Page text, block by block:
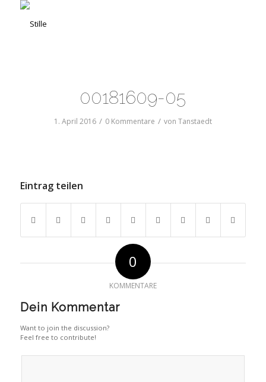
00181609-05
1. April 2016 / 0 Kommentare / von Tanstaedt
Eintrag teilen
0
KOMMENTARE
Dein Kommentar
Want to join the discussion?
Feel free to contribute!